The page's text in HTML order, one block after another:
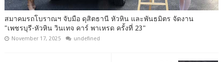
สมาคมรถโบราณฯ จับมือ ดุสิตธานี หัวหิน และพันธมิตร จัดงาน
"เพชรบุรี-หัวหิน วินเทจ คาร์ พาเหรด ครั้งที่ 23"
November 17, 2025 undefined